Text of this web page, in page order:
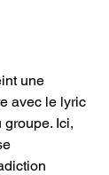
une
avec le lyric
Ici,